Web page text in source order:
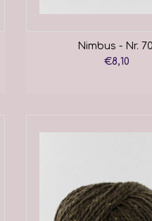
Nimbus - Nr.
€8,10